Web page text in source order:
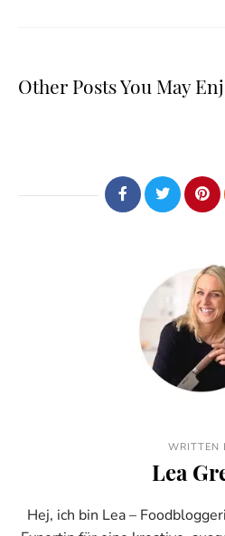
Other Posts You May
WRITTEN
Lea
Hej, ich bin Lea –